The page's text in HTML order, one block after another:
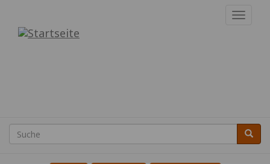
zum
InhaltInternationale
Search
Suche Suche